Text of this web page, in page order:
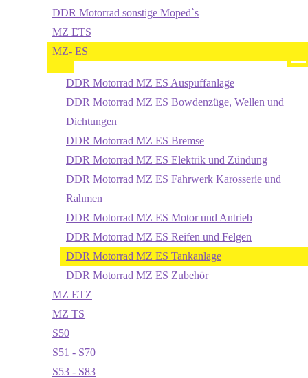
DDR Motorrad sonstige Moped`s
MZ ETS
MZ- ES
DDR Motorrad MZ ES Auspuffanlage
DDR Motorrad MZ ES Bowdenzüge, Wellen und
Dichtungen
DDR Motorrad MZ ES Bremse
DDR Motorrad MZ ES Elektrik und Zündung
DDR Motorrad MZ ES Fahrwerk Karosserie und
Rahmen
DDR Motorrad MZ ES Motor und Antrieb
DDR Motorrad MZ ES Reifen und Felgen
DDR Motorrad MZ ES Tankanlage
DDR Motorrad MZ ES Zubehör
MZ ETZ
MZ TS
S50
S51 - S70
S53 - S83